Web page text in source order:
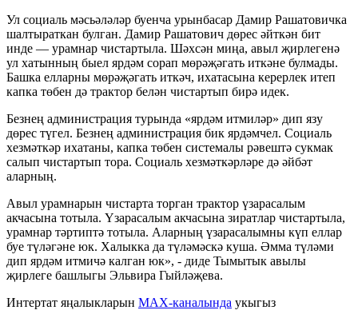
Ул социаль мәсьәләләр буенча урынбасар Дамир Рашатовичка
шалтыраткан булган. Дамир Рашатович дөрес әйткән бит
инде — урамнар чистартыла. Шәхсән миңа, авыл җирлегенә
ул хатынның быел ярдәм сорап мөрәҗәгать иткәне булмады.
Башка елларны мөрәҗәгать иткәч, ихатасына керерлек итеп
капка төбен дә трактор белән чистартып бирә идек.
Безнең администрация турында «ярдәм итмиләр» дип язу
дөрес түгел. Безнең администрация бик ярдәмчел. Социаль
хезмәткәр ихатаны, капка төбен системалы рәвештә сукмак
салып чистартып тора. Социаль хезмәткәрләре дә әйбәт
аларның.
Авыл урамнарын чистарта торган трактор үзарасалым
акчасына тотыла. Үзарасалым акчасына зиратлар чистартыла,
урамнар тәртиптә тотыла. Аларның үзарасалымны күп еллар
буе түләгәне юк. Халыкка да түләмәскә куша. Әмма түләми
дип ярдәм итмичә калган юк», - диде Тымытык авылы
җирлеге башлыгы Эльвира Гыйләҗева.
Интертат яңалыкларын MAX-каналында укыгыз